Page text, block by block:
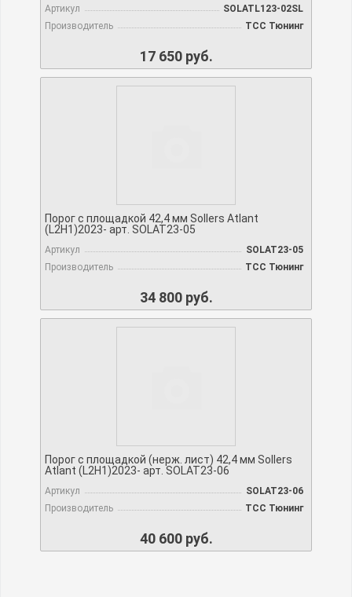
Артикул
SOLATL123-02SL
Производитель
TCC Тюнинг
17 650 руб.
Порог с площадкой 42,4 мм Sollers Atlant
(L2H1)2023- арт. SOLAT23-05
Артикул
SOLAT23-05
Производитель
TCC Тюнинг
34 800 руб.
Порог с площадкой (нерж. лист) 42,4 мм Sollers
Atlant (L2H1)2023- арт. SOLAT23-06
Артикул
SOLAT23-06
Производитель
TCC Тюнинг
40 600 руб.